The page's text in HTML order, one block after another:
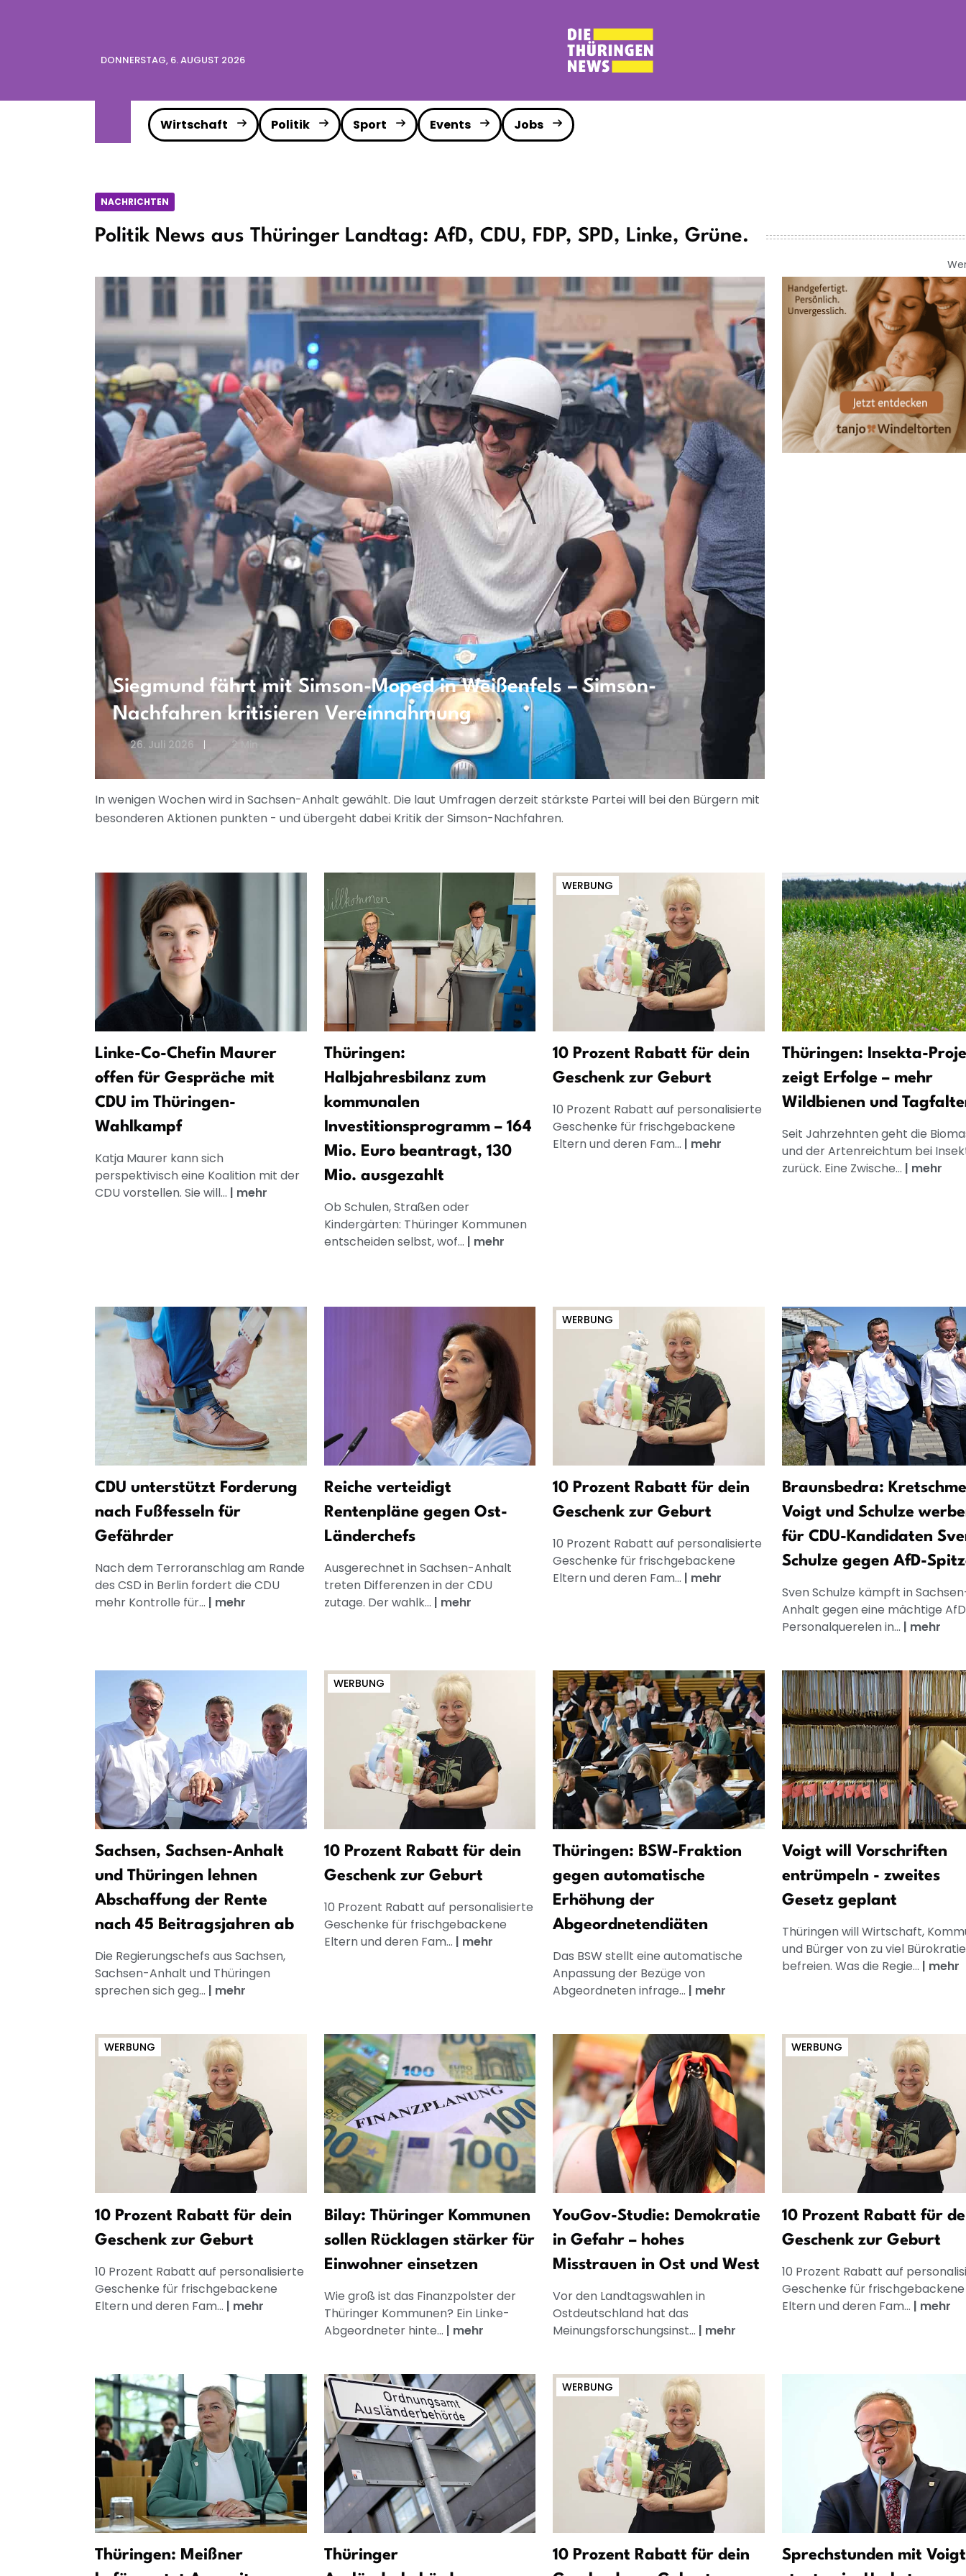
DONNERSTAG, 6. AUGUST 2026
Wirtschaft Politik Sport Events Jobs
NACHRICHTEN
Politik News aus Thüringer Landtag: AfD, CDU, FDP, SPD, Linke, Grüne.
Siegmund fährt mit Simson-Moped in Weißenfels – Simson-
Nachfahren kritisieren Vereinnahmung
26. Juli 2026 2 Min
In wenigen Wochen wird in Sachsen-Anhalt gewählt. Die laut Umfragen derzeit stärkste Partei will bei den Bürgern mit
besonderen Aktionen punkten - und übergeht dabei Kritik der Simson-Nachfahren.
Linke-Co-Chefin Maurer
offen für Gespräche mit
CDU im Thüringen-
Wahlkampf
Katja Maurer kann sich
perspektivisch eine Koalition mit der
CDU vorstellen. Sie will... | mehr
Thüringen:
Halbjahresbilanz zum
kommunalen
Investitionsprogramm – 164
Mio. Euro beantragt, 130
Mio. ausgezahlt
Ob Schulen, Straßen oder
Kindergärten: Thüringer Kommunen
entscheiden selbst, wof... | mehr
WERBUNG
10 Prozent Rabatt für dein
Geschenk zur Geburt
10 Prozent Rabatt auf personalisierte
Geschenke für frischgebackene
Eltern und deren Fam... | mehr
Thüringen: Insekta-
zeigt Erfolge – mehr
Wildbienen und
Seit Jahrzehnten geht die
und der Artenreichtum bei
zurück. Eine Zwische... | mehr
CDU unterstützt Forderung
nach Fußfesseln für
Gefährder
Nach dem Terroranschlag am Rande
des CSD in Berlin fordert die CDU
mehr Kontrolle für... | mehr
Reiche verteidigt
Rentenpläne gegen Ost-
Länderchefs
Ausgerechnet in Sachsen-Anhalt
treten Differenzen in der CDU
zutage. Der wahlk... | mehr
WERBUNG
10 Prozent Rabatt für dein
Geschenk zur Geburt
10 Prozent Rabatt auf personalisierte
Geschenke für frischgebackene
Eltern und deren Fam... | mehr
Braunsbedra:
Voigt und Schulze
für CDU-Kandidaten
Schulze gegen AfD-
Sven Schulze kämpft in
Anhalt gegen eine mächtige
Personalquerelen in... | mehr
Sachsen, Sachsen-Anhalt
und Thüringen lehnen
Abschaffung der Rente
nach 45 Beitragsjahren ab
Die Regierungschefs aus Sachsen,
Sachsen-Anhalt und Thüringen
sprechen sich geg... | mehr
WERBUNG
10 Prozent Rabatt für dein
Geschenk zur Geburt
10 Prozent Rabatt auf personalisierte
Geschenke für frischgebackene
Eltern und deren Fam... | mehr
Thüringen: BSW-Fraktion
gegen automatische
Erhöhung der
Abgeordnetendiäten
Das BSW stellt eine automatische
Anpassung der Bezüge von
Abgeordneten infrage... | mehr
Voigt will Vorschriften
entrümpeln - zweites
Gesetz geplant
Thüringen will Wirtschaft,
und Bürger von zu viel Bürokratie
befreien. Was die Regie... | mehr
WERBUNG
10 Prozent Rabatt für dein
Geschenk zur Geburt
10 Prozent Rabatt auf personalisierte
Geschenke für frischgebackene
Eltern und deren Fam... | mehr
Bilay: Thüringer Kommunen
sollen Rücklagen stärker für
Einwohner einsetzen
Wie groß ist das Finanzpolster der
Thüringer Kommunen? Ein Linke-
Abgeordneter hinte... | mehr
YouGov-Studie: Demokratie
in Gefahr – hohes
Misstrauen in Ost und West
Vor den Landtagswahlen in
Ostdeutschland hat das
Meinungsforschungsinst... | mehr
WERBUNG
10 Prozent Rabatt für
Geschenk zur Geburt
10 Prozent Rabatt auf
Geschenke für frischgebackene
Eltern und deren Fam... | mehr
Thüringen: Meißner
Thüringer
WERBUNG
10 Prozent Rabatt für dein
Sprechstunden mit Voigt